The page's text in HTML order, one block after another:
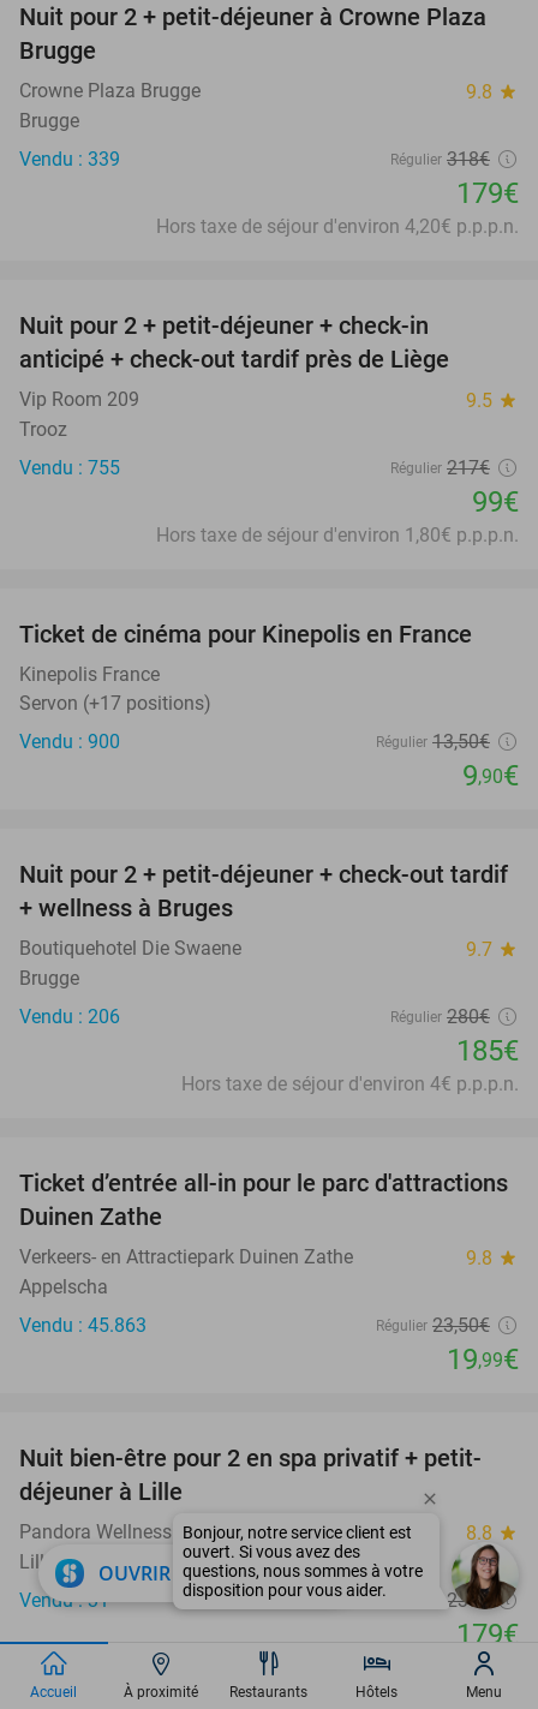
44%
Nuit pour 2 + petit-déjeuner à Crowne Plaza
Brugge
Crowne Plaza Brugge 9.8 star
Brugge
Vendu : 339
Régulier 318€
179€
Hors taxe de séjour d'environ 4,20€ p.p.p.n.
Nuit pour 2 + petit-déjeuner + check-in
anticipé + check-out tardif près de Liège
Vip Room 209 9.5 star
Trooz
Vendu : 755
Régulier 217€
99€
Hors taxe de séjour d'environ 1,80€ p.p.p.n.
27%
OUT
Ticket de cinéma pour Kinepolis en France
Kinepolis France
Servon (+17 positions)
Vendu : 900
Régulier 13,50€
9,90€
34%
Nuit pour 2 + petit-déjeuner + check-out tardif
+ wellness à Bruges
Boutiquehotel Die Swaene 9.7 star
Brugge
Vendu : 206
Régulier 280€
185€
Hors taxe de séjour d'environ 4€ p.p.p.n.
15%
Ticket d’entrée all-in pour le parc d'attractions
Duinen Zathe
Verkeers- en Attractiepark Duinen Zathe 9.8 star
Appelscha
Vendu : 45.863
Régulier 23,50€
19,99€
22%
Nuit bien-être pour 2 en spa privatif + petit-
déjeuner à Lille
Pandora Wellness 8.8 star
Lille
Vendu : 31
230€
179€
Hors taxe de séjour d'environ 2,50€ p.p.p.n.
OUVRIR DANS L'APPLI close
Accueil À proximité Restaurants Hôtels Menu